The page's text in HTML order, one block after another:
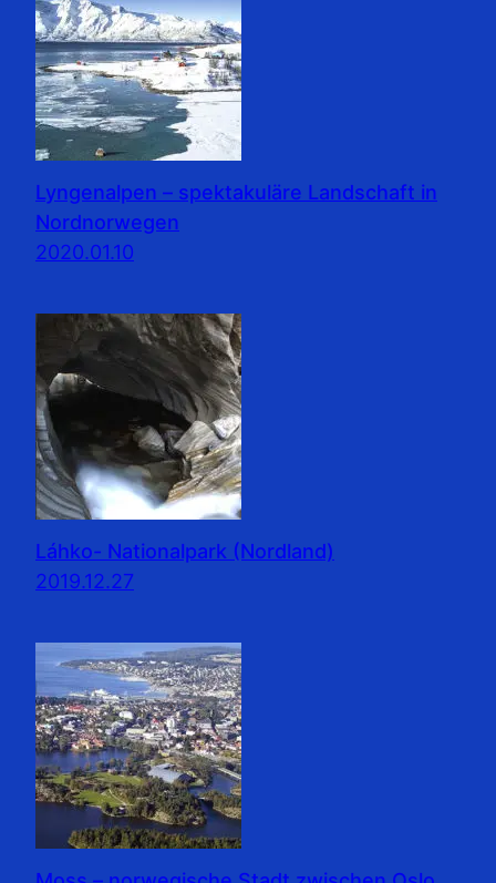
Lyngenalpen – spektakuläre Landschaft in
Nordnorwegen
2020.01.10
Láhko- Nationalpark (Nordland)
2019.12.27